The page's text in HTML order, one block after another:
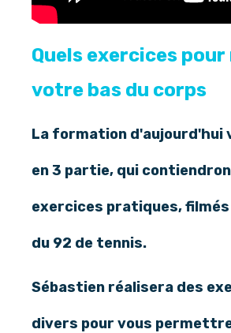
Quels exercices
votre bas du corps
La formation d'aujourd'hui
en 3 partie, qui
exercices pratiques, filmés
du 92 de tennis.
Sébastien réalisera des
divers pour vous